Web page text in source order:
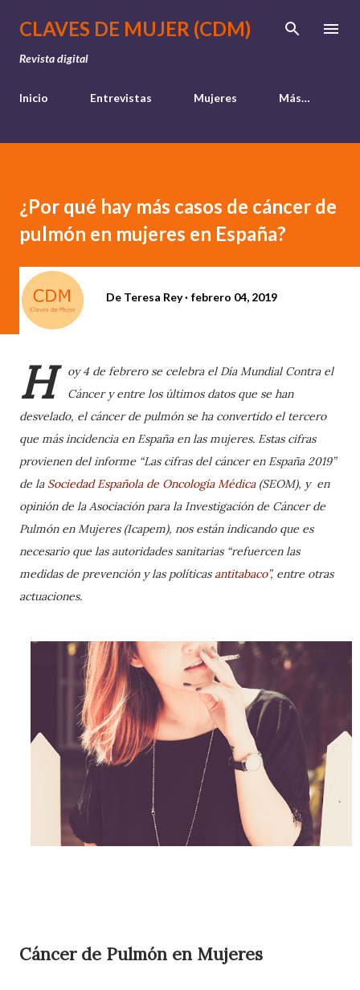
Ir al contenido principal
CLAVES DE MUJER (CDM)
Revista digital
Inicio Entrevistas Mujeres Más…
¿Por qué hay más casos de cáncer de
pulmón en mujeres en España?
De Teresa Rey febrero 04, 2019
H
oy 4 de febrero se celebra el Día Mundial Contra el
Cáncer y entre los últimos datos que se han
desvelado, el cáncer de pulmón se ha convertido el tercero
que más incidencia en España en las mujeres. Estas cifras
provienen del informe “Las cifras del cáncer en España 2019”
de laSociedad Española de Oncología Médica (SEOM), y en
opinión de la Asociación para la Investigación de Cáncer de
Pulmón en Mujeres (Icapem), nos están indicando que es
necesario que las autoridades sanitarias “refuercen las
medidas de prevención y las políticasantitabaco”, entre otras
actuaciones.
Cáncer de Pulmón en Mujeres